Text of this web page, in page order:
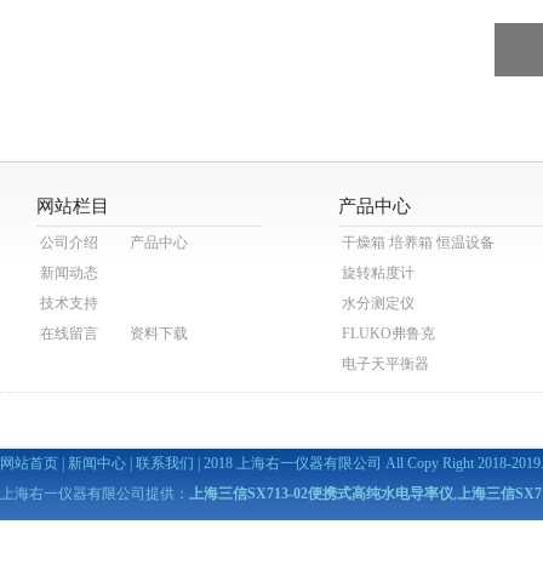
网站栏目
公司介绍
产品中心
新闻动态
技术支持
在线留言
资料下载
产品中心
干燥箱 培养箱 恒温设备
旋转粘度计
水分测定仪
FLUKO弗鲁克
电子天平衡器
网站首页 新闻中心 联系我们 | 2018 上海右一仪器有限公司 All Copy Right 2018-
上海右一仪器有限公司提供： 上海三信SX713-02便携式高纯水电导率仪,上海三信